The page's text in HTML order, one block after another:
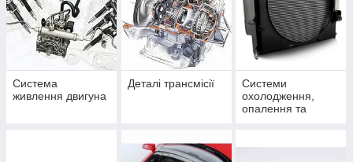
Система
живлення двигуна
Деталі трансмісії
Системи
охолодження,
опалення та